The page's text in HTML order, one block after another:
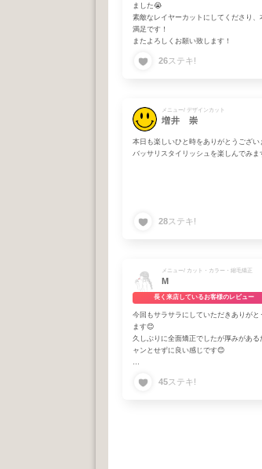
ました😭
素敵なレイヤーカットにしてくださり、
満足です！
またよろしくお願い致します！
26ステキ!
メニュー/ デザインカット
増井 崇
本日も楽しいひと時をありがとうござい
バッサリスタイリッシュを楽しんでみま
28ステキ!
メニュー/ カット・カラー・縮毛矯正
M
長く来店しているお客様のレビュー
今回もサラサラにしていただきありがと
ます😊
久しぶりに全面矯正でしたが厚みがある
ャンとせずに良い感じです😊
45ステキ!